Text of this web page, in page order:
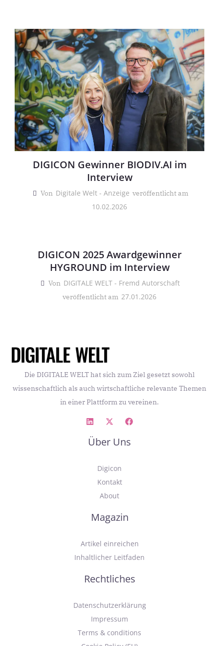
DIGICON Gewinner BIODIV.AI im
Interview
Von Digitale Welt - Anzeige veröffentlicht am
10.02.2026
DIGICON 2025 Awardgewinner
HYGROUND im Interview
Von DIGITALE WELT - Fremd Autorschaft
veröffentlicht am 27.01.2026
Die DIGITALE WELT hat sich zum Ziel gesetzt sowohl
wissenschaftlich als auch wirtschaftliche relevante Themen
in einer Plattform zu vereinen.
Über Uns
Digicon
Kontakt
About
Magazin
Artikel einreichen
Inhaltlicher Leitfaden
Rechtliches
Datenschutzerklärung
Impressum
Terms & conditions